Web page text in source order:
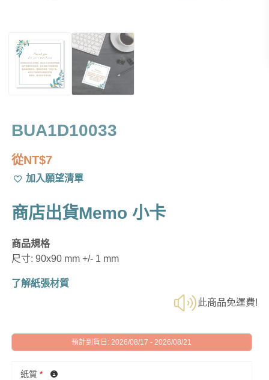
BUA1D10033
從NT$7
加入願望清單
商店出貨Memo 小卡
商品規格
尺寸: 90x90 mm +/- 1 mm
了解紙張材質
此商品免運費!
預計到貨日: 2026/08/17 - 2026/08/21
紙質 *